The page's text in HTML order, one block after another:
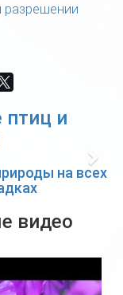
птиц и
на всех
видео